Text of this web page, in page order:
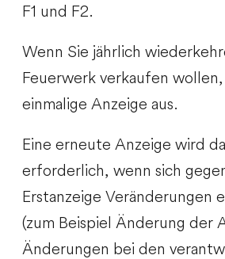
F1 und F2.
Wenn Sie jährlich
Feuerwerk verkaufen
einmalige Anzeige aus.
Eine erneute Anzeige wird
erforderlich, wenn sich
Erstanzeige Veränderungen
(zum Beispiel Änderung der
Änderungen bei den